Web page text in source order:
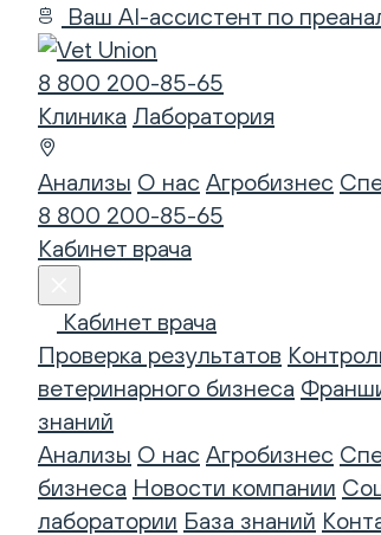
Ваш AI-ассистент по
8 800 200-85-65
Клиника Лаборатория
Анализы О нас Агробизнес
8 800 200-85-65
Кабинет врача
Кабинет врача
Проверка результатов
ветеринарного бизнеса
знаний
Анализы О нас Агробизнес
бизнеса Новости компании
лаборатории База знаний